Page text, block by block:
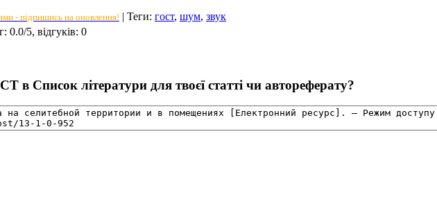
- підпишись на оновлення! | Теги: гост, шум, звук
: 0.0/5, відгуків: 0
в Список літератури для твоєї статті чи автореферату?